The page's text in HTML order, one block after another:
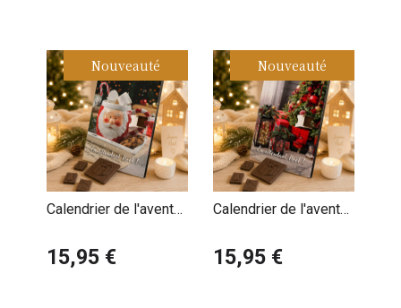
Nouveauté
Calendrier de l'avent
personnalisé avec
15,95 €
Nouveauté
Calendrier de l'avent
Noël personnalisé
15,95 €